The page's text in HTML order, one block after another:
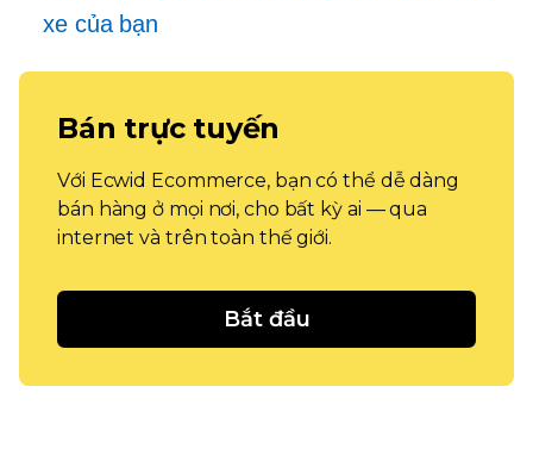
xe của bạn
Bán trực tuyến
Với Ecwid Ecommerce, bạn có thể dễ dàng
bán hàng ở mọi nơi, cho bất kỳ ai — qua
internet và trên toàn thế giới.
Bắt đầu